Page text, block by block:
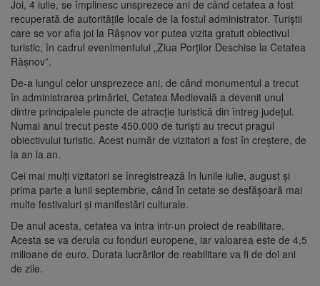
Joi, 4 iulie, se împlinesc unsprezece ani de când cetatea a fost
recuperată de autoritățile locale de la fostul administrator. Turiștii
care se vor afla joi la Râșnov vor putea vizita gratuit obiectivul
turistic, în cadrul evenimentului „Ziua Porților Deschise la Cetatea
Râșnov”.
De-a lungul celor unsprezece ani, de când monumentul a trecut
în administrarea primăriei, Cetatea Medievală a devenit unul
dintre principalele puncte de atracție turistică din întreg județul.
Numai anul trecut peste 450.000 de turiști au trecut pragul
obiectivului turistic. Acest număr de vizitatori a fost în creștere, de
la an la an.
Cei mai mulți vizitatori se înregistrează în lunile iulie, august și
prima parte a lunii septembrie, când în cetate se desfășoară mai
multe festivaluri și manifestări culturale.
De anul acesta, cetatea va intra intr-un proiect de reabilitare.
Acesta se va derula cu fonduri europene, iar valoarea este de 4,5
milioane de euro. Durata lucrărilor de reabilitare va fi de doi ani
de zile.